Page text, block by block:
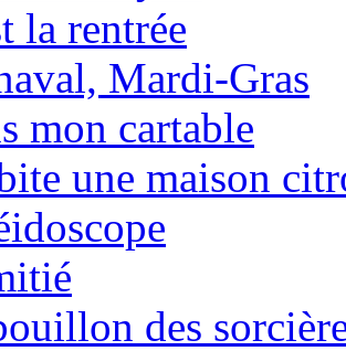
la rentrée
Mardi-Gras
mon cartable
une maison
des